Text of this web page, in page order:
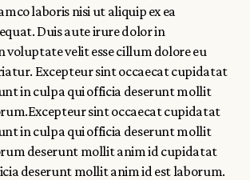
laboris nisi ut aliquip ex ea
Duis aute irure dolor in
voluptate velit esse cillum dolore eu
Excepteur sint occaecat cupidatat
in culpa qui officia deserunt mollit
sint occaecat cupidatat
in culpa qui officia deserunt mollit
deserunt mollit anim id cupidatat
deserunt mollit anim id est laborum.